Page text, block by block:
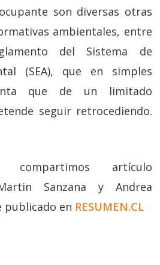
son diversas otras
ambientales, entre
del Sistema de
(SEA), que en simples
que de un limitado
seguir retrocediendo.
compartimos artículo
Sanzana y Andrea
publicado en RESUMEN.CL